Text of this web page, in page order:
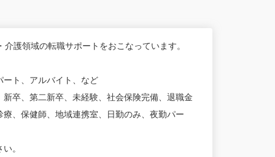
護領域の転職サポートをおこなっています。
ート、アルバイト、など
卒、第二新卒、未経験、社会保険完備、退職金
、保健師、地域連携室、日勤のみ、夜勤パー
。